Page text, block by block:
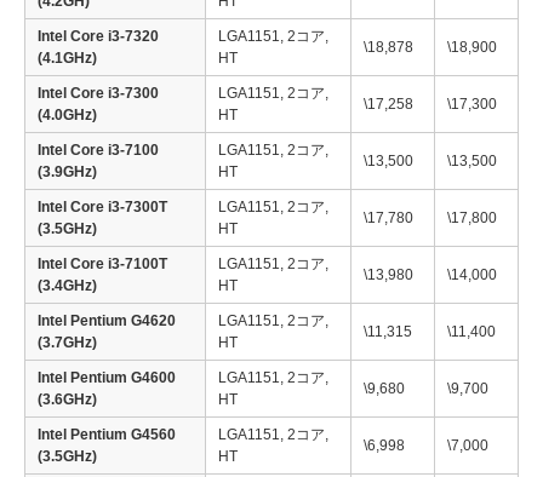
Intel Core i3-7320
(4.1GHz)
LGA1151, 2コア,
HT
\18,878 \18,900
Intel Core i3-7300
(4.0GHz)
LGA1151, 2コア,
HT
\17,258 \17,300
Intel Core i3-7100
(3.9GHz)
LGA1151, 2コア,
HT
\13,500 \13,500
Intel Core i3-7300T
(3.5GHz)
LGA1151, 2コア,
HT
\17,780 \17,800
Intel Core i3-7100T
(3.4GHz)
LGA1151, 2コア,
HT
\13,980 \14,000
Intel Pentium G4620
(3.7GHz)
LGA1151, 2コア,
HT
\11,315 \11,400
Intel Pentium G4600
(3.6GHz)
LGA1151, 2コア,
HT
\9,680 \9,700
Intel Pentium G4560
(3.5GHz)
LGA1151, 2コア,
HT
\6,998 \7,000